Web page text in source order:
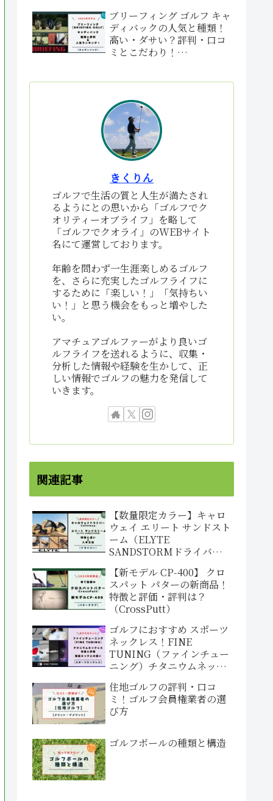
ブリーフィング ゴルフ キャ
ディバックの人気と種類！
高い・ダサい？評判・口コ
ミとこだわり！
きくりん
ゴルフで生活の質と人生が満たされ
るようにとの思いから「ゴルフでク
オリティーオブライフ」を略して
「ゴルフでクオライ」のWEBサイト
名にて運営しております。
年齢を問わず一生涯楽しめるゴルフ
を、さらに充実したゴルフライフに
するために「楽しい！」「気持ちい
い！」と思う機会をもっと増やした
い。
アマチュアゴルファーがより良いゴ
ルフライフを送れるように、収集・
分析した情報や経験を生かして、正
しい情報でゴルフの魅力を発信して
いきます。
関連記事
【数量限定カラー】キャロ
ウェイ エリート サンドスト
ーム（ELYTE
SANDSTORMドライバ
【新モデル CP-400】 クロ
スパット パターの新商品！
特徴と評価・評判は？
（CrossPutt）
ゴルフにおすすめ スポーツ
ネックレス！FINE
TUNING（ファインチュー
ニング）チタニウムネック
住地ゴルフの評判・口コ
ミ！ゴルフ会員権業者の選
び方
ゴルフボールの種類と構造